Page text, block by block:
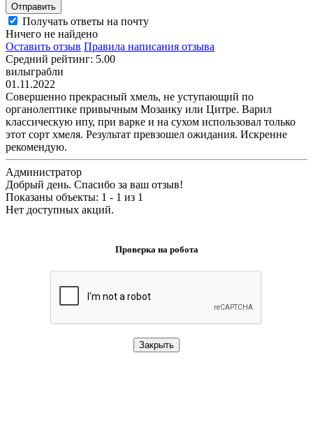
Отправить
Получать ответы на почту
Ничего не найдено
Оставить отзыв Правила написания отзыва
Средний рейтинг: 5.00
вилыграбли
01.11.2022
Совершенно прекрасный хмель, не уступающий по
органолептике привычным Мозаику или Цитре. Варил
классическую ипу, при варке и на сухом использовал только
этот сорт хмеля. Результат превзошел ожидания. Искренне
рекомендую.
Администратор
Добрый день. Спасибо за ваш отзыв!
Показаны объекты: 1 - 1 из 1
Нет доступных акций.
Проверка на робота
Закрыть